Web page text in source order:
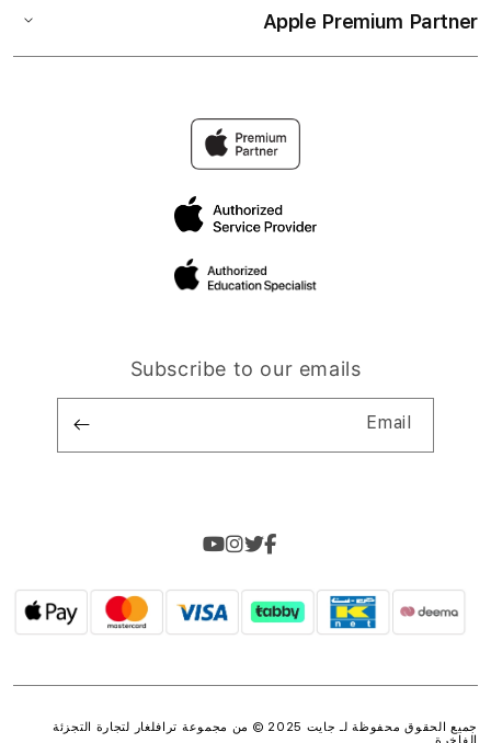
Apple Premium Partner
Subscribe to our emails
Email
جميع الحقوق محفوظة لـ جايت 2025 © من مجموعة
ترافلغار لتجارة التجزئة